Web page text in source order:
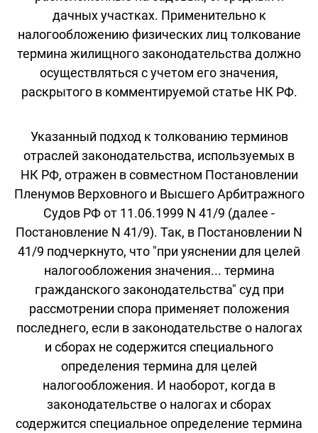
дачных участках. Применительно к
налогообложению физических лиц толкование
термина жилищного законодательства должно
осуществляться с учетом его значения,
раскрытого в комментируемой статье НК РФ.
Указанный подход к толкованию терминов
отраслей законодательства, используемых в
НК РФ, отражен в совместном Постановлении
Пленумов Верховного и Высшего Арбитражного
Судов РФ от 11.06.1999 N 41/9 (далее -
Постановление N 41/9). Так, в Постановлении N
41/9 подчеркнуто, что "при уяснении для целей
налогообложения значения... термина
гражданского законодательства" суд при
рассмотрении спора применяет положения
последнего, если в законодательстве о налогах
и сборах не содержится специального
определения термина для целей
налогообложения. И наоборот, когда в
законодательстве о налогах и сборах
содержится специальное определение термина